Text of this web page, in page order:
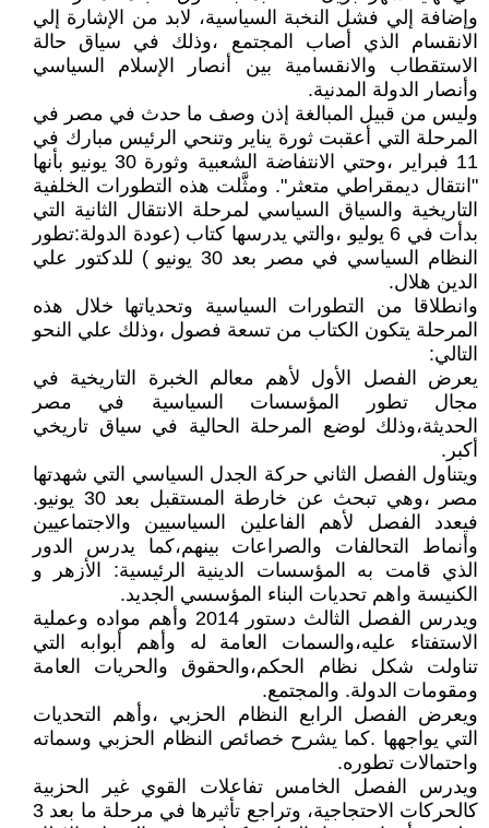
وإضافة إلي فشل النخبة السياسية، لابد من الإشارة إلي
الانقسام الذي أصاب المجتمع ،وذلك في سياق حالة
الاستقطاب والانقسامية بين أنصار الإسلام السياسي
وأنصار الدولة المدنية.
وليس من قبيل المبالغة إذن وصف ما حدث في مصر في
المرحلة التي أعقبت ثورة يناير وتنحي الرئيس مبارك في
11 فبراير ،وحتي الانتفاضة الشعبية وثورة 30 يونيو بأنها
"انتقال ديمقراطي متعثر". ومثَّلت هذه التطورات الخلفية
التاريخية والسياق السياسي لمرحلة الانتقال الثانية التي
بدأت في 6 يوليو ،والتي يدرسها كتاب (عودة الدولة:تطور
النظام السياسي في مصر بعد 30 يونيو ) للدكتور علي
الدين هلال.
وانطلاقا من التطورات السياسية وتحدياتها خلال هذه
المرحلة يتكون الكتاب من تسعة فصول ،وذلك علي النحو
التالي:
يعرض الفصل الأول لأهم معالم الخبرة التاريخية في
مجال تطور المؤسسات السياسية في مصر
الحديثة،وذلك لوضع المرحلة الحالية في سياق تاريخي
أكبر.
ويتناول الفصل الثاني حركة الجدل السياسي التي شهدتها
مصر ،وهي تبحث عن خارطة المستقبل بعد 30 يونيو.
فيعدد الفصل لأهم الفاعلين السياسيين والاجتماعيين
وأنماط التحالفات والصراعات بينهم،كما يدرس الدور
الذي قامت به المؤسسات الدينية الرئيسية: الأزهر و
الكنيسة واهم تحديات البناء المؤسسي الجديد.
ويدرس الفصل الثالث دستور 2014 وأهم مواده وعملية
الاستفتاء عليه،والسمات العامة له وأهم أبوابه التي
تناولت شكل نظام الحكم،والحقوق والحريات العامة
ومقومات الدولة. والمجتمع.
ويعرض الفصل الرابع النظام الحزبي ،وأهم التحديات
التي يواجهها .كما يشرح خصائص النظام الحزبي وسماته
واحتمالات تطوره.
ويدرس الفصل الخامس تفاعلات القوي غير الحزبية
كالحركات الاحتجاجية، وتراجع تأثيرها في مرحلة ما بعد 3